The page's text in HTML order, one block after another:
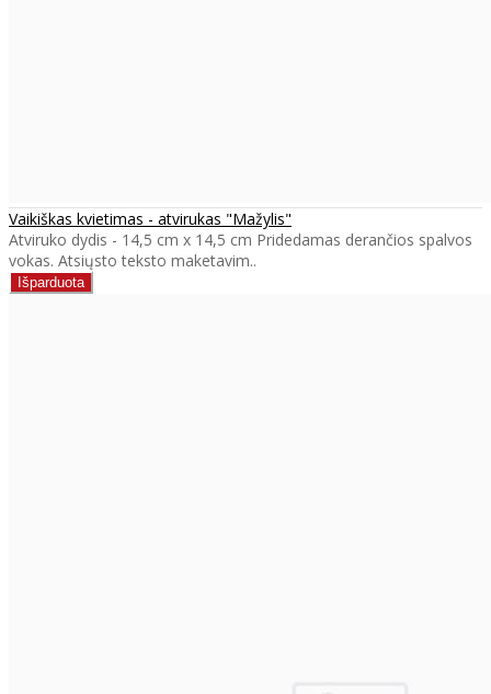
Vaikiškas kvietimas - atvirukas "Mažylis"
Atviruko dydis - 14,5 cm x 14,5 cm Pridedamas derančios spalvos
vokas. Atsiųsto teksto maketavim..